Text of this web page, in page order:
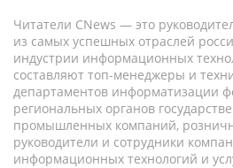
Читатели CNews — это
из самых успешных отраслей
индустрии информационных
составляют топ-менеджеры и
департаментов информатизации
региональных органов
промышленных компаний,
руководители и сотрудники
информационных технологий и